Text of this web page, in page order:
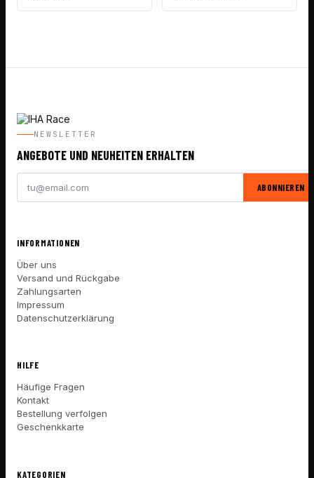
NEWSLETTER
ANGEBOTE UND NEUHEITEN ERHALTEN
ABONNIEREN
INFORMATIONEN
Über uns
Versand und Rückgabe
Zahlungsarten
Impressum
Datenschutzerklärung
HILFE
Häufige Fragen
Kontakt
Bestellung verfolgen
Geschenkkarte
KATEGORIEN